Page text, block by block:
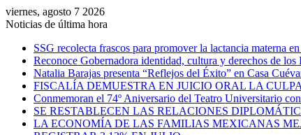
viernes, agosto 7 2026
Noticias de última hora
SSG recolecta frascos para promover la lactancia materna
Reconoce Gobernadora identidad, cultura y derechos de los
Natalia Barajas presenta “Reflejos del Éxito” en Casa
FISCALÍA DEMUESTRA EN JUICIO ORAL LA
Conmemoran el 74º Aniversario del Teatro Universitario
SE RESTABLECEN LAS RELACIONES
LA ECONOMÍA DE LAS FAMILIAS MEXICANAS